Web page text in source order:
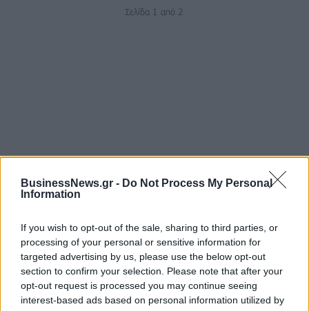
BusinessNews.gr - Do Not Process My Personal
Information
If you wish to opt-out of the sale, sharing to third parties, or
processing of your personal or sensitive information for
targeted advertising by us, please use the below opt-out
section to confirm your selection. Please note that after your
opt-out request is processed you may continue seeing
interest-based ads based on personal information utilized by
Σελίδα 1 από 2
ΡΟΗ ΕΙΔΗΣΕΩΝ
ΥΠΑΑΤ: Επιπλέον 12,5 εκατ. ευρώ στις Περιφέρειες
για την ενίσχυση της βιοασφάλειας
07/08/2026 - 17:02 ΟΙΚΟΝΟΜΙΑ
Deloitte Ελλάδος: Χρηματοοικονομικός σύμβουλος
της ΔΕΗ για την είσοδο στην πολωνική αγορά